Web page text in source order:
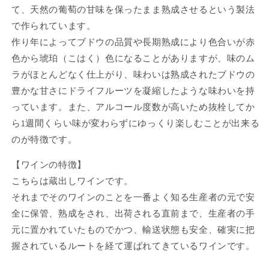
て、天然の葡萄の甘味を保ったまま熟成させるという製法
で作られています。
作り年によってブドウの品質や長期熟成により色合いが赤
色から琥珀（こはく）色になることがありますが、味のム
ラがほとんどなく仕上がり、味わいは熟成されたブドウの
豊かな甘さにドライフルーツを凝縮したような味わいを持
っています。また、アルコール度数が高いため抜栓してか
ら1週間くらい味が変わらずにゆっくり楽しむことが出来る
のが特徴です。
【ワインの特徴】
こちらは蔵出しワインです。
それまでそのワインのことを一番よく知る生産者の元で安
全に保管、熟成をされ、出荷される直前まで、生産者の手
元に置かれていたものでかつ、輸送状態も安全、確実に把
握されているルートを経て運ばれてきているワインです。